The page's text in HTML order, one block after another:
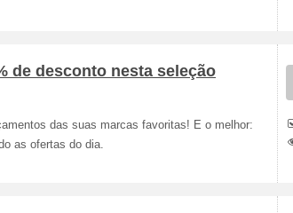
de desconto nesta seleção
das suas marcas favoritas! E o melhor:
as ofertas do dia.